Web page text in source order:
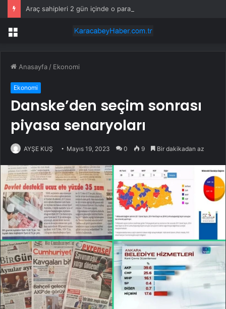
Araç sahipleri 2 gün içinde o parayı ödemek zorunda
Menü
Anasayfa / Ekonomi
Ekonomi
Danske’den seçim sonrası
piyasa senaryoları
AYŞE KUŞ Mayıs 19, 2023 0 9 Bir dakikadan az